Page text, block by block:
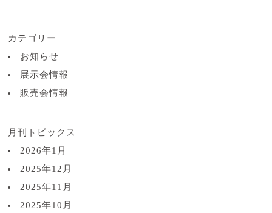
カテゴリー
お知らせ
展示会情報
販売会情報
月刊トピックス
2026年1月
2025年12月
2025年11月
2025年10月